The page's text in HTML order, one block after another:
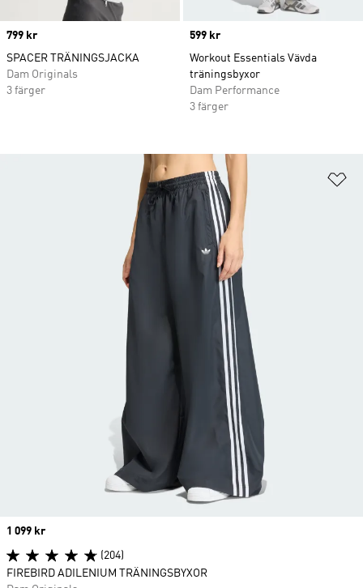
Price
799 kr
SPACER TRÄNINGSJACKA
Dam Originals
3 färger
Price
599 kr
Workout Essentials Vävda
träningsbyxor
Dam Performance
3 färger
Price
1 099 kr
(204)
FIREBIRD ADILENIUM TRÄNINGSBYXOR